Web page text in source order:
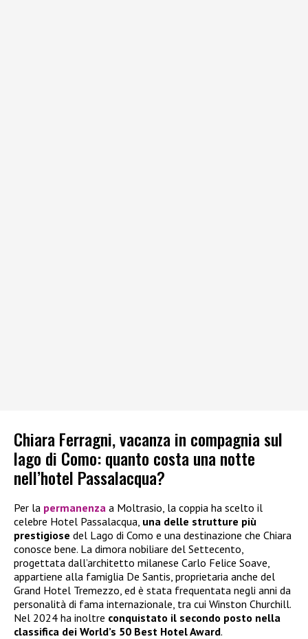
Chiara Ferragni, vacanza in compagnia sul
lago di Como: quanto costa una notte
nell’hotel Passalacqua?
Per la permanenza a Moltrasio, la coppia ha scelto il
celebre Hotel Passalacqua, una delle strutture più
prestigiose del Lago di Como e una destinazione che Chiara
conosce bene. La dimora nobiliare del Settecento,
progettata dall’architetto milanese Carlo Felice Soave,
appartiene alla famiglia De Santis, proprietaria anche del
Grand Hotel Tremezzo, ed è stata frequentata negli anni da
personalità di fama internazionale, tra cui Winston Churchill.
Nel 2024 ha inoltre conquistato il secondo posto nella
classifica dei World’s 50 Best Hotel Award.